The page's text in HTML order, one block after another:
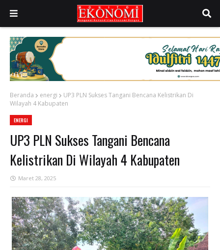
Beranda energi
UP3 PLN Sukses Tangani Bencana Kelistrikan Di
Wilayah 4 Kabupaten
ENERGI
UP3 PLN Sukses Tangani Bencana
Kelistrikan Di Wilayah 4 Kabupaten
Maret 28, 2025